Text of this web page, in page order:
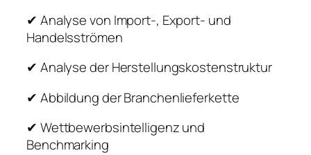
✔ Analyse von Import-, Export- und
Handelsströmen
✔ Analyse der Herstellungskostenstruktur
✔ Abbildung der Branchenlieferkette
✔ Wettbewerbsintelligenz und
Benchmarking